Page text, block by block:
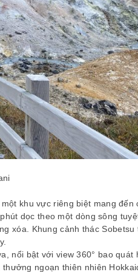
khu vực riêng biệt mang đến
dọc theo một dòng sông
xóa.
Khung cảnh thác Sobetsu
nổi bật với view 360° bao quát
ngoạn thiên nhiên
Ms. Lê Thị Thu – Du Lịch